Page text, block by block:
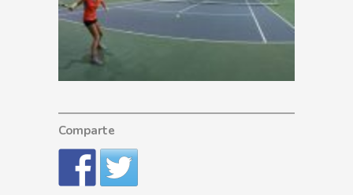
Comparte